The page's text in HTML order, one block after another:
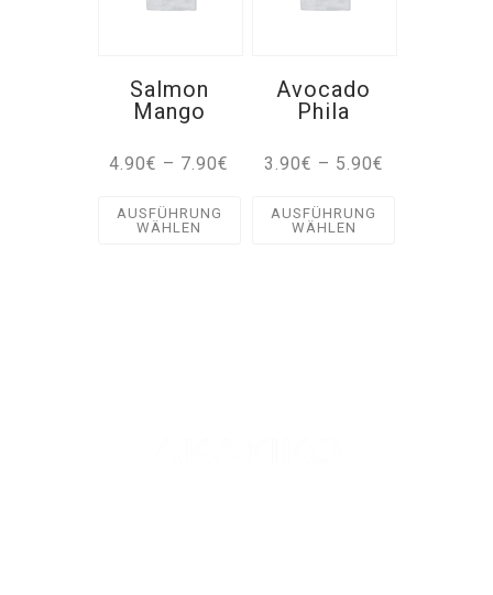
Salmon
Mango
4.90€ – 7.90€
AUSFÜHRUNG
WÄHLEN
Avocado
Phila
3.90€ – 5.90€
AUSFÜHRUNG
WÄHLEN